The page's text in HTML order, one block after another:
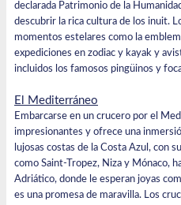
declarada Patrimonio de la
descubrir la rica cultura de los inuit.
momentos estelares como la
expediciones en zodiac y kayak y
incluidos los famosos pingüinos y
El Mediterráneo
Embarcarse en un crucero por el
impresionantes y ofrece una
lujosas costas de la Costa Azul, con
como Saint-Tropez, Niza y Mónaco,
Adriático, donde le esperan joyas
es una promesa de maravilla. Los